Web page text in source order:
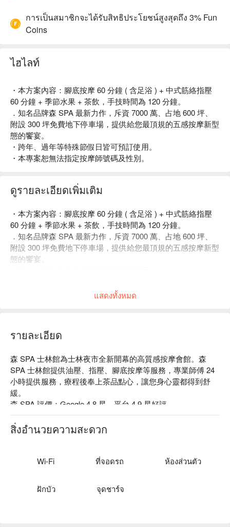
การเป็นสมาชิกจะได้รับสิทธิประโยชน์สูงสุดถึง 3% Fun
Coins
ไฮไลท์
・本方案內容：腳底按摩 60 分鐘 ( 含足浴 ) + 中式筋絡指壓
60 分鐘 + 季節水果 + 茶飲，手技時間為 120 分鐘。
．知名品牌森 SPA 最新力作，斥資 7000 萬、占地 600 坪、
附設 300 坪免費地下停車場，提供給您最頂規的五感按摩新型
態的饗宴。
・跨年、過年等特殊節假日皆可預訂使用。
・本專案恕無法指定按摩師號碼及性別。
ดูรายละเอียดเพิ่มเติม
・本方案內容：腳底按摩 60 分鐘 ( 含足浴 ) + 中式筋絡指壓
60 分鐘 + 季節水果 + 茶飲，手技時間為 120 分鐘。
．知名品牌森 SPA 最新力作，斥資 7000 萬、占地 600 坪、
附設 300 坪免費地下停車場，提供給您最頂規的五感按摩新型
態的饗宴。
แสดงทั้งหมด
รายละเอียด
森 SPA 士林館為士林夜市全新開幕的高質感按摩會館。森
SPA 士林館提供油壓、指壓、腳底按摩等服務，專業師傅 24
小時提供服務，療程後奉上茶品點心，讓您身心靈都得到舒
緩。
森 SPA 評價：Google 4.8 星、平台 4.9 星好評
森 SPA 每位按摩師傅都有多年經驗，獨特的「 槓桿手技 」讓
顧客擁有頂級的舒壓享受，連睡眠不足的大腦都可以鬆一下！
สิ่งอำนวยความสะดวก
Wi-Fi ที่จอดรถ ห้องส่วนตัว
ฝักบัว จุดชาร์จ